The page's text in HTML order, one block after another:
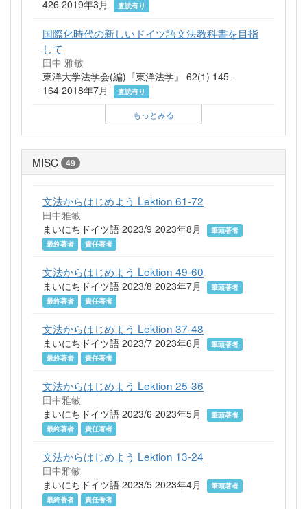
426 2019年3月 査読有り
国際化時代の新しいドイツ語文法教科書を目指
して
田中 雅敏
東洋大学法学会(編)『東洋法学』 62(1) 145-
164 2018年7月
査読有り
もっとみる
MISC 49
文法からはじめよう Lektion 61-72
田中雅敏
まいにちドイツ語 2023/9 2023年8月
筆頭著者
最終著者
責任著者
文法からはじめよう Lektion 49-60
まいにちドイツ語 2023/8 2023年7月
筆頭著者
最終著者
責任著者
文法からはじめよう Lektion 37-48
まいにちドイツ語 2023/7 2023年6月
筆頭著者
最終著者
責任著者
文法からはじめよう Lektion 25-36
田中雅敏
まいにちドイツ語 2023/6 2023年5月
筆頭著者
最終著者
責任著者
文法からはじめよう Lektion 13-24
田中雅敏
まいにちドイツ語 2023/5 2023年4月
筆頭著者
最終著者
責任著者